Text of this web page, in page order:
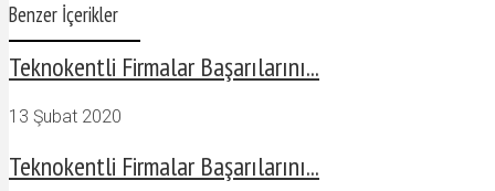
Benzer İçerikler
Teknokentli Firmalar Başarılarını...
13 Şubat 2020
Teknokentli Firmalar Başarılarını...